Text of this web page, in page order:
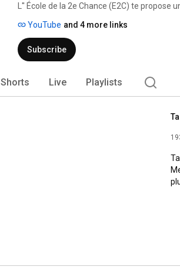
L'' École de la 2e Chance (E2C) te
durable.
YouTube and 4 more links
Subscribe
Shorts Live Playlists